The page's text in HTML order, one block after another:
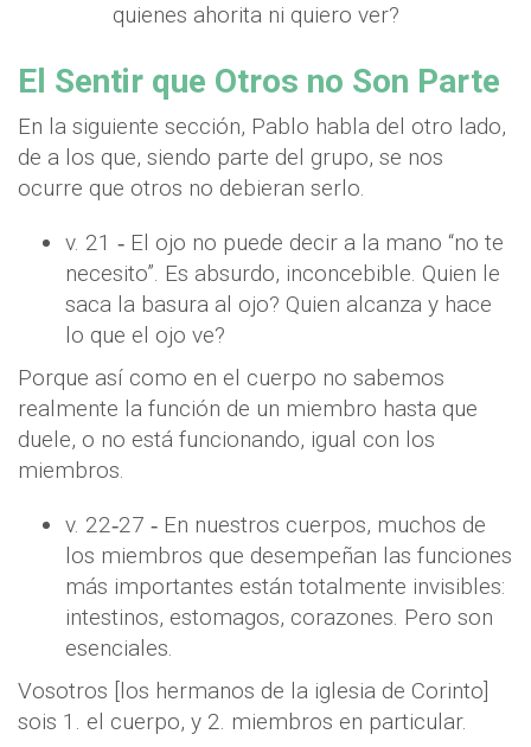
quienes ahorita ni quiero ver?
El Sentir que Otros no Son Parte
En la siguiente sección, Pablo habla del otro lado,
de a los que, siendo parte del grupo, se nos
ocurre que otros no debieran serlo.
v. 21 ‐ El ojo no puede decir a la mano “no te
necesito”. Es absurdo, inconcebible. Quien le
saca la basura al ojo? Quien alcanza y hace
lo que el ojo ve?
Porque así como en el cuerpo no sabemos
realmente la función de un miembro hasta que
duele, o no está funcionando, igual con los
miembros.
v. 22‐27 ‐ En nuestros cuerpos, muchos de
los miembros que desempeñan las funciones
más importantes están totalmente invisibles:
intestinos, estomagos, corazones. Pero son
esenciales.
Vosotros [los hermanos de la iglesia de Corinto]
sois 1. el cuerpo, y 2. miembros en particular.